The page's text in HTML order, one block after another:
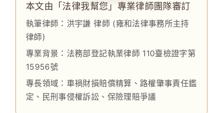
本文由「法律我幫您」專業律師團隊審訂
執筆律師：洪宇謙 律師(雍和法律事務所主持
律師)
專業背景： 法務部登記執業律師 110臺檢證字第
15956號
專長領域： 車禍財損賠償精算、路權肇事責任鑑
定、民刑事侵權訴訟、保險理賠爭議